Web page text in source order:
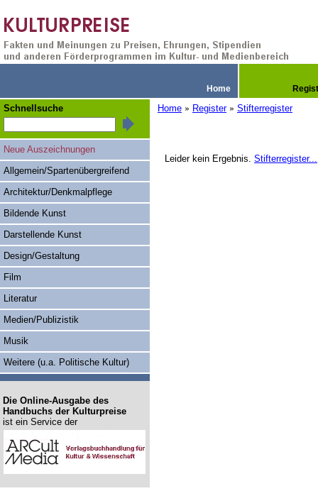
Home
Home » Register » Stifterregister
Leider kein Ergebnis. Stifterregister...
Schnellsuche
Neue Auszeichnungen
Allgemein/Spartenübergreifend
Architektur/Denkmalpflege
Bildende Kunst
Darstellende Kunst
Design/Gestaltung
Film
Literatur
Medien/Publizistik
Musik
Weitere (u.a. Politische Kultur)
Die Online-Ausgabe des
Handbuchs der Kulturpreise
ist ein Service der